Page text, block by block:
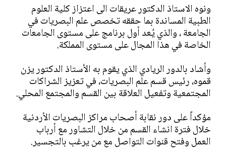
ونوه الاستاذ الدكتور عريقات الى اعتزاز كلية العلوم
الطبية المساندة بما حققه تخصص علم البصريات في
الجامعة ، والذي يُعد أول برنامج على مستوى الجامعات
الخاصة في هذا المجال على مستوى المملكة.
وأشاد بالدور الريادي الذي يقوم به الأستاذ الدكتور يزن
قموه، رئيس قسم علم البصريات، في تعزيز الشراكات
المجتمعية وتفعيل العلاقة بين القسم والمجتمع المحلي.
مؤكداً على دور نقابة أصحاب مراكز البصريات الأردنية
خلال فترة انشاء القسم من خلال التشاور مع أرباب
العمل وفتح قنوات التواصل مع من يرغب بالتجسير.